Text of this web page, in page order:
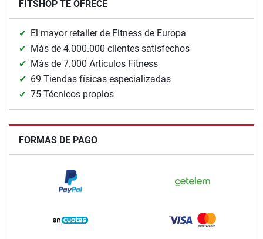
FITSHOP TE OFRECE
El mayor retailer de Fitness de Europa
Más de 4.000.000 clientes satisfechos
Más de 7.000 Artículos Fitness
69 Tiendas físicas especializadas
75 Técnicos propios
FORMAS DE PAGO